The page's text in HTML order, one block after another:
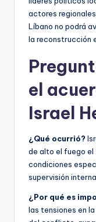
actores
Líbano no podrá
la reconstrucción
el
Israel
¿Qué ocurrió?
de alto el fuego el
condiciones
supervisión
¿Por qué es
las tensiones en